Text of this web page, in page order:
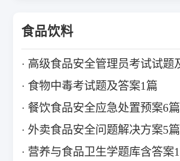
食品饮料
高级食品安全管理员考试试题
食物中毒考试题及答案1篇
餐饮食品安全应急处置预案6篇
外卖食品安全问题解决方案5篇
营养与食品卫生学题库含答案